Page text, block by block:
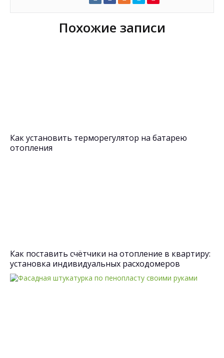
Похожие записи
Как установить терморегулятор на батарею
отопления
Как поставить счётчики на отопление в квартиру:
установка индивидуальных расходомеров